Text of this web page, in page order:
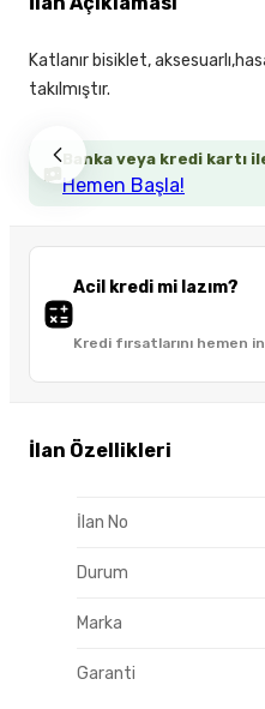
Banka veya kredi kartı
Hemen Başla!
Acil kredi mi lazım?
Kredi fırsatlarını hemen
İlan Özellikleri
İlan No
Durum
Marka
Garanti
Katlanır bisiklet,
takılmıştır.